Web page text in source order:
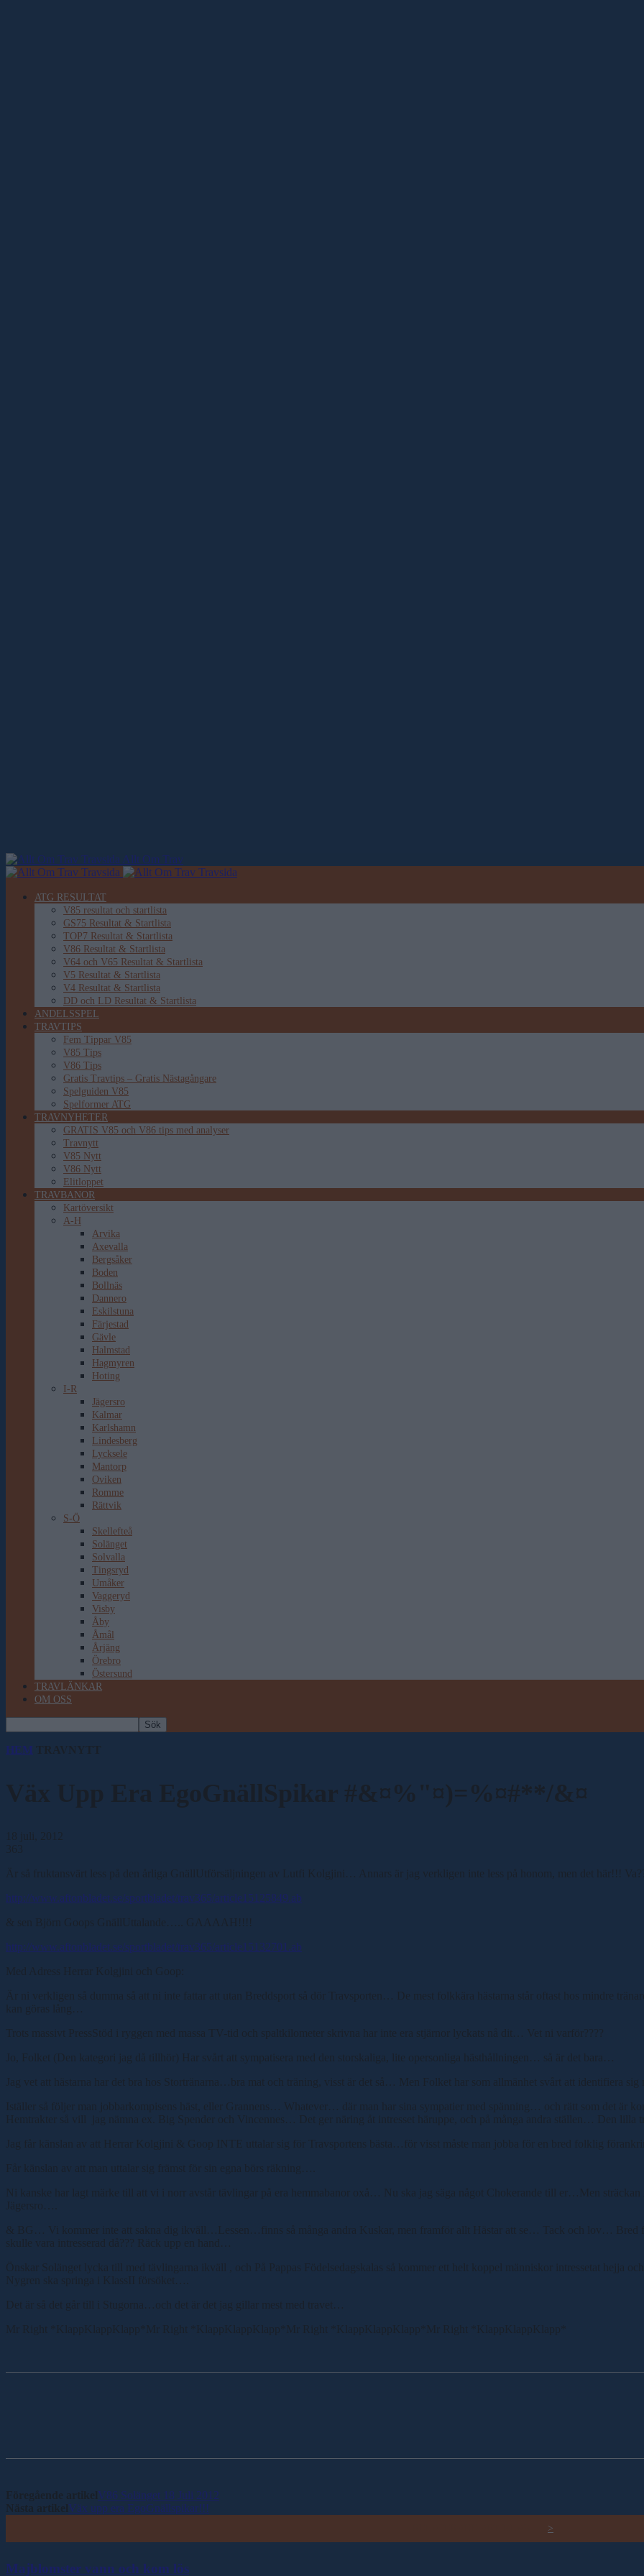
Allt Om Trav
ATG RESULTAT
V85 resultat och startlista
GS75 Resultat & Startlista
TOP7 Resultat & Startlista
V86 Resultat & Startlista
V64 och V65 Resultat & Startlista
V5 Resultat & Startlista
V4 Resultat & Startlista
DD och LD Resultat & Startlista
ANDELSSPEL
TRAVTIPS
Fem Tippar V85
V85 Tips
V86 Tips
Gratis Travtips – Gratis Nästagångare
Spelguiden V85
Spelformer ATG
TRAVNYHETER
GRATIS V85 och V86 tips med analyser
Travnytt
V85 Nytt
V86 Nytt
Elitloppet
TRAVBANOR
Kartöversikt
A-H
Arvika
Axevalla
Bergsåker
Boden
Bollnäs
Dannero
Eskilstuna
Färjestad
Gävle
Halmstad
Hagmyren
Hoting
I-R
Jägersro
Kalmar
Karlshamn
Lindesberg
Lycksele
Mantorp
Oviken
Romme
Rättvik
S-Ö
Skellefteå
Solänget
Solvalla
Tingsryd
Umåker
Vaggeryd
Visby
Åby
Åmål
Årjäng
Örebro
Östersund
TRAVLÄNKAR
OM OSS
HEM TRAVNYTT
Väx Upp Era EgoGnällSpikar #&¤%"¤)=%¤#**/&¤
18 juli, 2012
363
Är så fruktansvärt less på den årliga GnällUtförsäljningen av Lutfi Kolgjini… Annars är jag verkligen inte less på honom, men det här!!!
http://www.aftonbladet.se/sportbladet/trav365/article15125849.ab
& sen Björn Goops GnällUttalande….. GAAAAH!!!!
http://www.aftonbladet.se/sportbladet/trav365/article15132701.ab
Med Adress Herrar Kolgjini och Goop:
Är ni verkligen så dumma så att ni inte fattar att utan Breddsport så dör Travsporten… De mest folkkära hästarna står oftast hos mindre
kan göras lång…
Trots massivt PressStöd i ryggen med massa TV-tid och spaltkilometer skrivna har inte era stjärnor lyckats nå dit… Vet ni varför????
Jo, Folket (Den kategori jag då tillhör) Har svårt att sympatisera med den storskaliga, lite opersonliga hästhållningen… så är det bara…
Jag vet att hästarna har det bra hos Stortränarna…bra mat och träning, visst är det så… Men Folket har som allmänhet svårt att identifiera
Iställer så följer man jobbarkompisens häst, eller Grannens… Whatever… där man har sina sympatier med spänning… och rätt som det är
Hemtrakter så vill jag nämna ex. Big Spender och Vincennes… Det ger näring åt intresset häruppe, och på många andra ställen… Den
Jag får känslan av att Herrar Kolgjini & Goop INTE uttalar sig för Travsportens bästa…för visst måste man jobba för en bred folklig
Får känslan av att man uttalar sig främst för sin egna börs räkning….
Ni kanske har lagt märke till att vi i norr avstår tävlingar på era hemmabanor oxå… Nu ska jag säga något Chokerande till er…Men
Jägersro….
& BG… Vi kommer inte att sakna dig ikväll…Lessen…finns så många andra Kuskar, men framför allt Hästar att se… Tack och lov… Bred
skulle vara intresserad då??? Räck upp en hand…
Önskar Solänget lycka till med tävlingarna ikväll , och På Pappas Födelsedagskalas så kommer ett helt koppel människor intressetat hejja
Nygren ska springa i KlassII försöket….
Det är så det går till i Stugorna…och det är det jag gillar mest med travet…
Mr Right *KlappKlappKlapp*Mr Right *KlappKlappKlapp*Mr Right *KlappKlappKlapp*Mr Right *KlappKlappKlapp*
Föregående artikelV86 Solänget 18 Juli 2012
Nästa artikelVäx upp era EgoGnällspikar!!!
>
Majblomster vann och kom lös